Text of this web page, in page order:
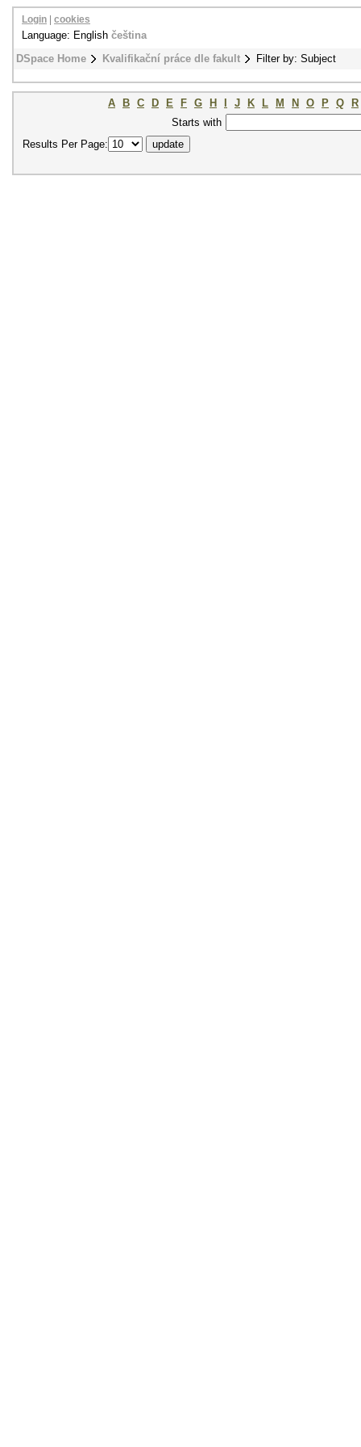
DSpace Home Kvalifikační práce dle fakult Filter by: Subject
Login cookies
Language: English čeština
A B C D E F G H J K L M N O P Q
R
Starts with
Results Per Page: